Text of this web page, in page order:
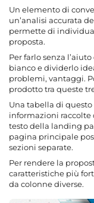
Un elemento di
un’analisi accurata
permette di
proposta.
Per farlo senza
bianco e dividerlo
problemi, vantaggi.
prodotto tra queste
Una tabella di questo
informazioni
testo della landing
pagina principale
sezioni separate.
Per rendere la
caratteristiche più
da colonne diverse.